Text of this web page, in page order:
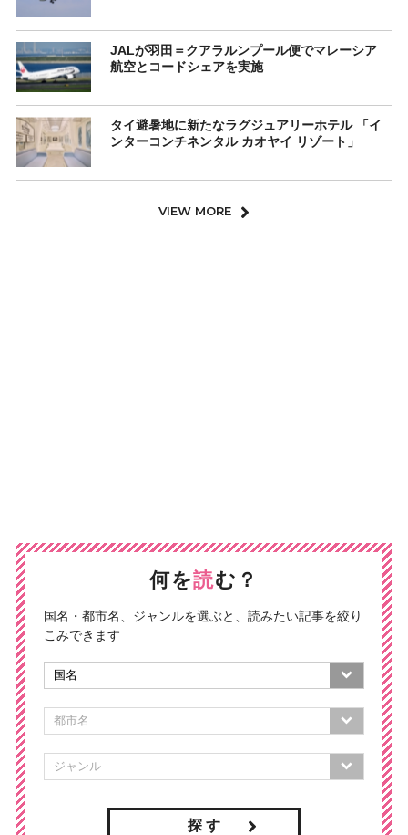
JALが羽田＝クアラルンプール便でマレーシア
航空とコードシェアを実施
タイ避暑地に新たなラグジュアリーホテル 「イ
ンターコンチネンタル カオヤイ リゾート」
VIEW MORE
何を読む？
国名・都市名、ジャンルを選ぶと、読みたい記事を絞り
こみできます
探 す